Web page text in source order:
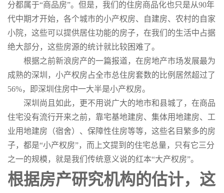
分都属于“商品房”。但是，我们的住房商品化也只是从90年
代中期才开始，各个城市的小产权房、自建房、农村的自家
小院，这些可以提供居住功能的房子，在我们的生活中占据
绝大部分，这些房源的统计就比较困难了。
根据之前新浪房产的一篇报道，在房地产市场发展最为
成熟的深圳，小产权房占全市总住房套数的比例居然超过了
56%，即深圳住房中一大半是小产权房。
深圳尚且如此，更不用说广大的地市和县城了，在商品
住宅没有流行开来之前，靠宅基地建房、集体用地建房、工
业用地建房（宿舍）、保障性住房等等，这些名目繁多的房
子，都是“小产权房”，而上文提到的住宅总量，只有它三分
之一的规模，就是我们传统意义说的红本“大产权房”。
根据房产研究机构的估计，这